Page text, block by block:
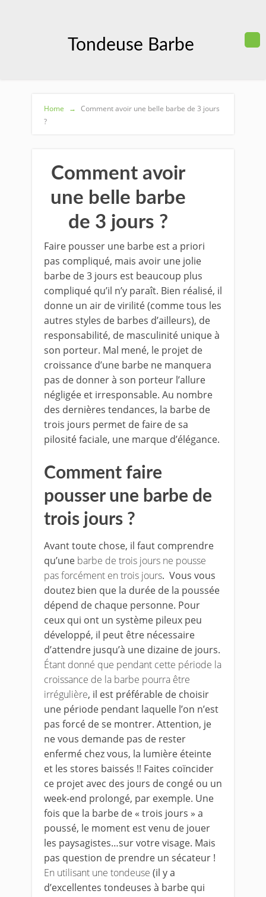
Tondeuse Barbe
Home → Comment avoir une belle barbe de 3 jours
?
Comment avoir
une belle barbe
de 3 jours ?
Faire pousser une barbe est a priori
pas compliqué, mais avoir une jolie
barbe de 3 jours est beaucoup plus
compliqué qu’il n’y paraît. Bien réalisé, il
donne un air de virilité (comme tous les
autres styles de barbes d’ailleurs), de
responsabilité, de masculinité unique à
son porteur. Mal mené, le projet de
croissance d’une barbe ne manquera
pas de donner à son porteur l’allure
négligée et irresponsable. Au nombre
des dernières tendances, la barbe de
trois jours permet de faire de sa
pilosité faciale, une marque d’élégance.
Comment faire
pousser une barbe de
trois jours ?
Avant toute chose, il faut comprendre
qu’une barbe de trois jours ne pousse
pas forcément en trois jours. Vous vous
doutez bien que la durée de la poussée
dépend de chaque personne. Pour
ceux qui ont un système pileux peu
développé, il peut être nécessaire
d’attendre jusqu’à une dizaine de jours.
Étant donné que pendant cette période la
croissance de la barbe pourra être
irrégulière, il est préférable de choisir
une période pendant laquelle l’on n’est
pas forcé de se montrer. Attention, je
ne vous demande pas de rester
enfermé chez vous, la lumière éteinte
et les stores baissés !! Faites coïncider
ce projet avec des jours de congé ou un
week-end prolongé, par exemple. Une
fois que la barbe de « trois jours » a
poussé, le moment est venu de jouer
les paysagistes…sur votre visage. Mais
pas question de prendre un sécateur !
En utilisant une tondeuse (il y a
d’excellentes tondeuses à barbe qui